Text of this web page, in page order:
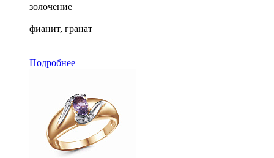
золочение
фианит, гранат
Подробнее